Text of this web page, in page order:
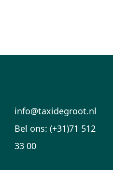
info@taxidegroot.nl
Bel ons: (+31)71 512
33 00